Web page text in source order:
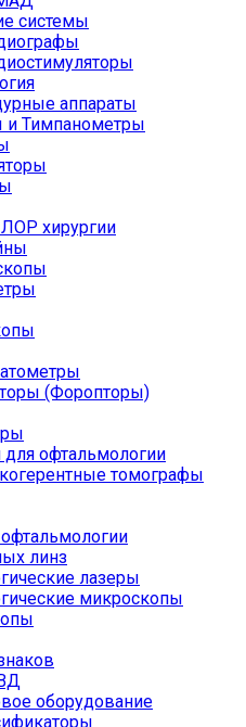
системы
аппараты
и Тимпанометры
хирургии
(Форопторы)
офтальмологии
томографы
линз
лазеры
микроскопы
оборудование